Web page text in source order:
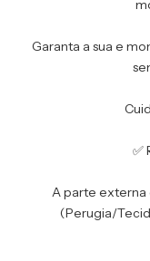
Garanta a sua e
✅
A parte externa
(Perugia/